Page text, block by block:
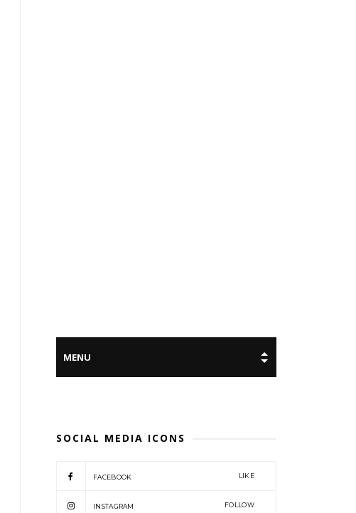
SOCIAL MEDIA ICONS
FACEBOOK LIKE
INSTAGRAM FOLLOW